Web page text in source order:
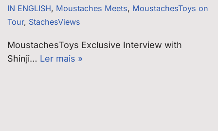
IN ENGLISH, Moustaches Meets, MoustachesToys on
Tour, StachesViews
MoustachesToys Exclusive Interview with
Shinji… Ler mais »